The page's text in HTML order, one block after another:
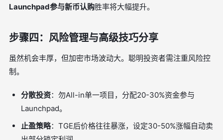
Launchpad参与新币认购胜率将大幅提升。
步骤四：风险管理与高级技巧分享
虽然机会丰厚，但加密市场波动大。聪明投资者需注重风险控
制。
分散投资：勿All-in单一项目，分配20-30%资金参与
Launchpad。
止盈策略：TGE后价格往往暴涨，设定30-50%涨幅自动卖